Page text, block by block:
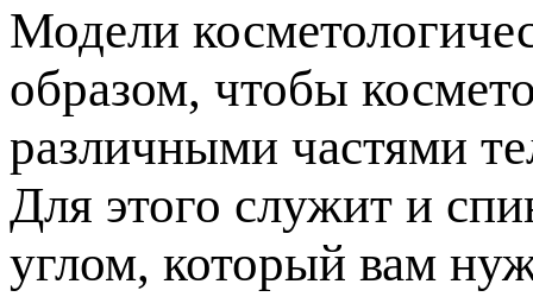
Модели
образом, чтобы
различными частями
Для этого служит и
углом, который вам